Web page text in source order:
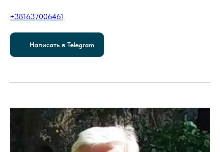
+381637006461
Написать в Telegram